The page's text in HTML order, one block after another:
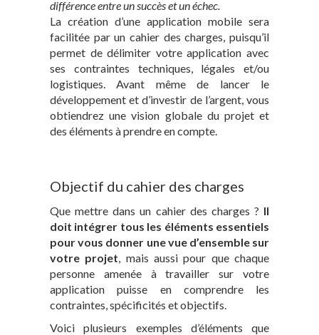
différence entre un succès et un échec.
La création d’une application mobile sera
facilitée par un cahier des charges, puisqu’il
permet de délimiter votre application avec
ses contraintes techniques, légales et/ou
logistiques. Avant même de lancer le
développement et d’investir de l’argent, vous
obtiendrez une vision globale du projet et
des éléments à prendre en compte.
Objectif du cahier des charges
Que mettre dans un cahier des charges ? Il
doit intégrer tous les éléments essentiels
pour vous donner une vue d’ensemble sur
votre projet , mais aussi pour que chaque
personne amenée à travailler sur votre
application puisse en comprendre les
contraintes, spécificités et objectifs.
Voici plusieurs exemples d’éléments que